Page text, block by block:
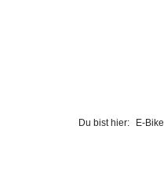
Du bist hier: E-Bike